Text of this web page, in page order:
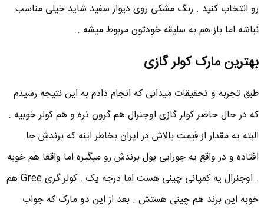
رو انتخاب کنید . رنگ مشکی روی دیوار سفید شاید خیلی مناسب
نباشه اما باز هم به سلیقه خودتون مربوط میشه .
بهترین مارک کولر گازی
طبق تجربه و تحقیقات میدانی که انجام دادم به این نتیجه رسیدم
که در حال حاضر کولر گازی اوجنرال هم گرون تره و هم کولر خوبیه .
البته یه مقدار از قیمت بالاش در ایران بخاطر اینه که برندش جا
افتاده و در واقع یه جورایی پول برندش رو میگیره اما واقعا هم خوبه
. اوجنرال یه کمپانی چینی هست اما درجه یک . کولر گری Gree هم
خوبه این برند هم چینی هستش . بعد از این دو مارک که جواب